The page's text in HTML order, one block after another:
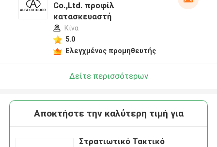
Co.,Ltd. προφίλ
κατασκευαστή
Κίνα
5.0
Ελεγχμένος προμηθευτής
Δείτε περισσότερων
Αποκτήστε την καλύτερη τιμή για
Στρατιωτικό Τακτικό